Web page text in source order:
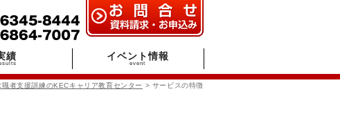
績 イベント情報
event
者支援訓練のKECキャリア教育センター > サービスの特徴